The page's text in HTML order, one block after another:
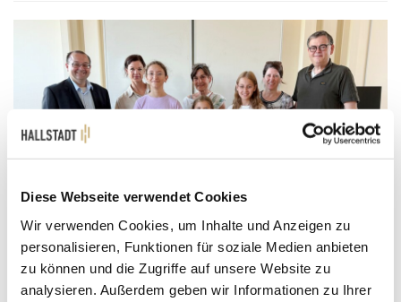
Diese Webseite verwendet Cookies
Wir verwenden Cookies, um Inhalte und Anzeigen zu
personalisieren, Funktionen für soziale Medien anbieten
zu können und die Zugriffe auf unsere Website zu
analysieren. Außerdem geben wir Informationen zu Ihrer
LEBEN